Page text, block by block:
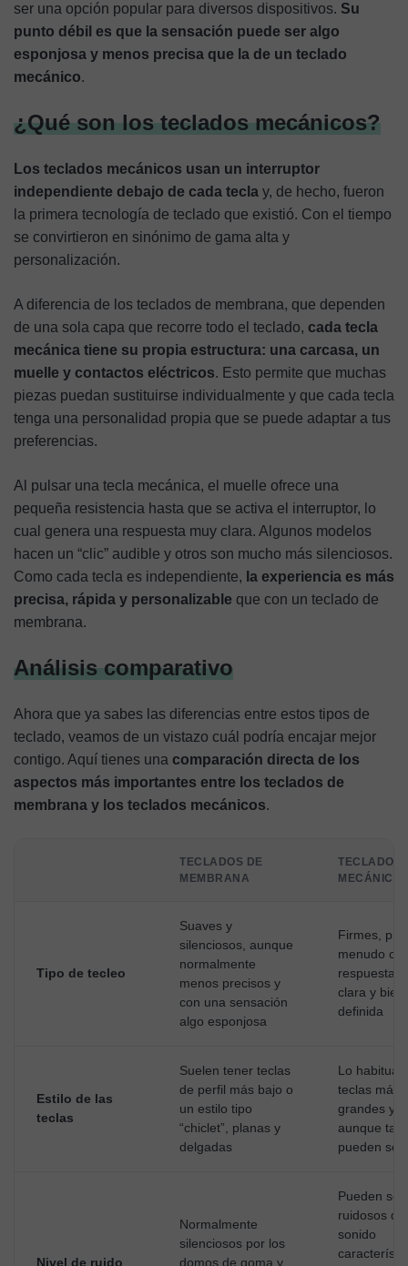
ser una opción popular para diversos dispositivos. Su
punto débil es que la sensación puede ser algo
esponjosa y menos precisa que la de un teclado
mecánico.
¿Qué son los teclados mecánicos?
Los teclados mecánicos usan un interruptor
independiente debajo de cada tecla y, de hecho, fueron
la primera tecnología de teclado que existió. Con el tiempo
se convirtieron en sinónimo de gama alta y
personalización.
A diferencia de los teclados de membrana, que dependen
de una sola capa que recorre todo el teclado, cada tecla
mecánica tiene su propia estructura: una carcasa, un
muelle y contactos eléctricos. Esto permite que muchas
piezas puedan sustituirse individualmente y que cada tecla
tenga una personalidad propia que se puede adaptar a tus
preferencias.
Al pulsar una tecla mecánica, el muelle ofrece una
pequeña resistencia hasta que se activa el interruptor, lo
cual genera una respuesta muy clara. Algunos modelos
hacen un “clic” audible y otros son mucho más silenciosos.
Como cada tecla es independiente, la experiencia es más
precisa, rápida y personalizable que con un teclado de
membrana.
Análisis comparativo
Ahora que ya sabes las diferencias entre estos tipos de
teclado, veamos de un vistazo cuál podría encajar mejor
contigo. Aquí tienes una comparación directa de los
aspectos más importantes entre los teclados de
membrana y los teclados mecánicos.
TECLADOS DE
MEMBRANA
TECLADOS
Tipo de tecleo
Suaves y
silenciosos, aunque
normalmente
menos precisos y
con una sensación
algo esponjosa
Firmes,
menudo
respuesta
clara y bien
definida
Estilo de las
teclas
Suelen tener teclas
de perfil más bajo o
un estilo tipo
“chiclet”, planas y
delgadas
Lo habitual
teclas más
grandes y
aunque
pueden ser
Nivel de ruido
Normalmente
silenciosos por los
domos de goma y
Pueden ser
ruidosos
sonido